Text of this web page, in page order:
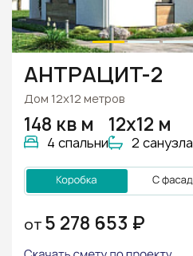
АНТРАЦИТ-2
Дом 12х12 метров
148 кв м
4 спальни
12х12 м
2 санузла
ОТ 5 278 653 ₽